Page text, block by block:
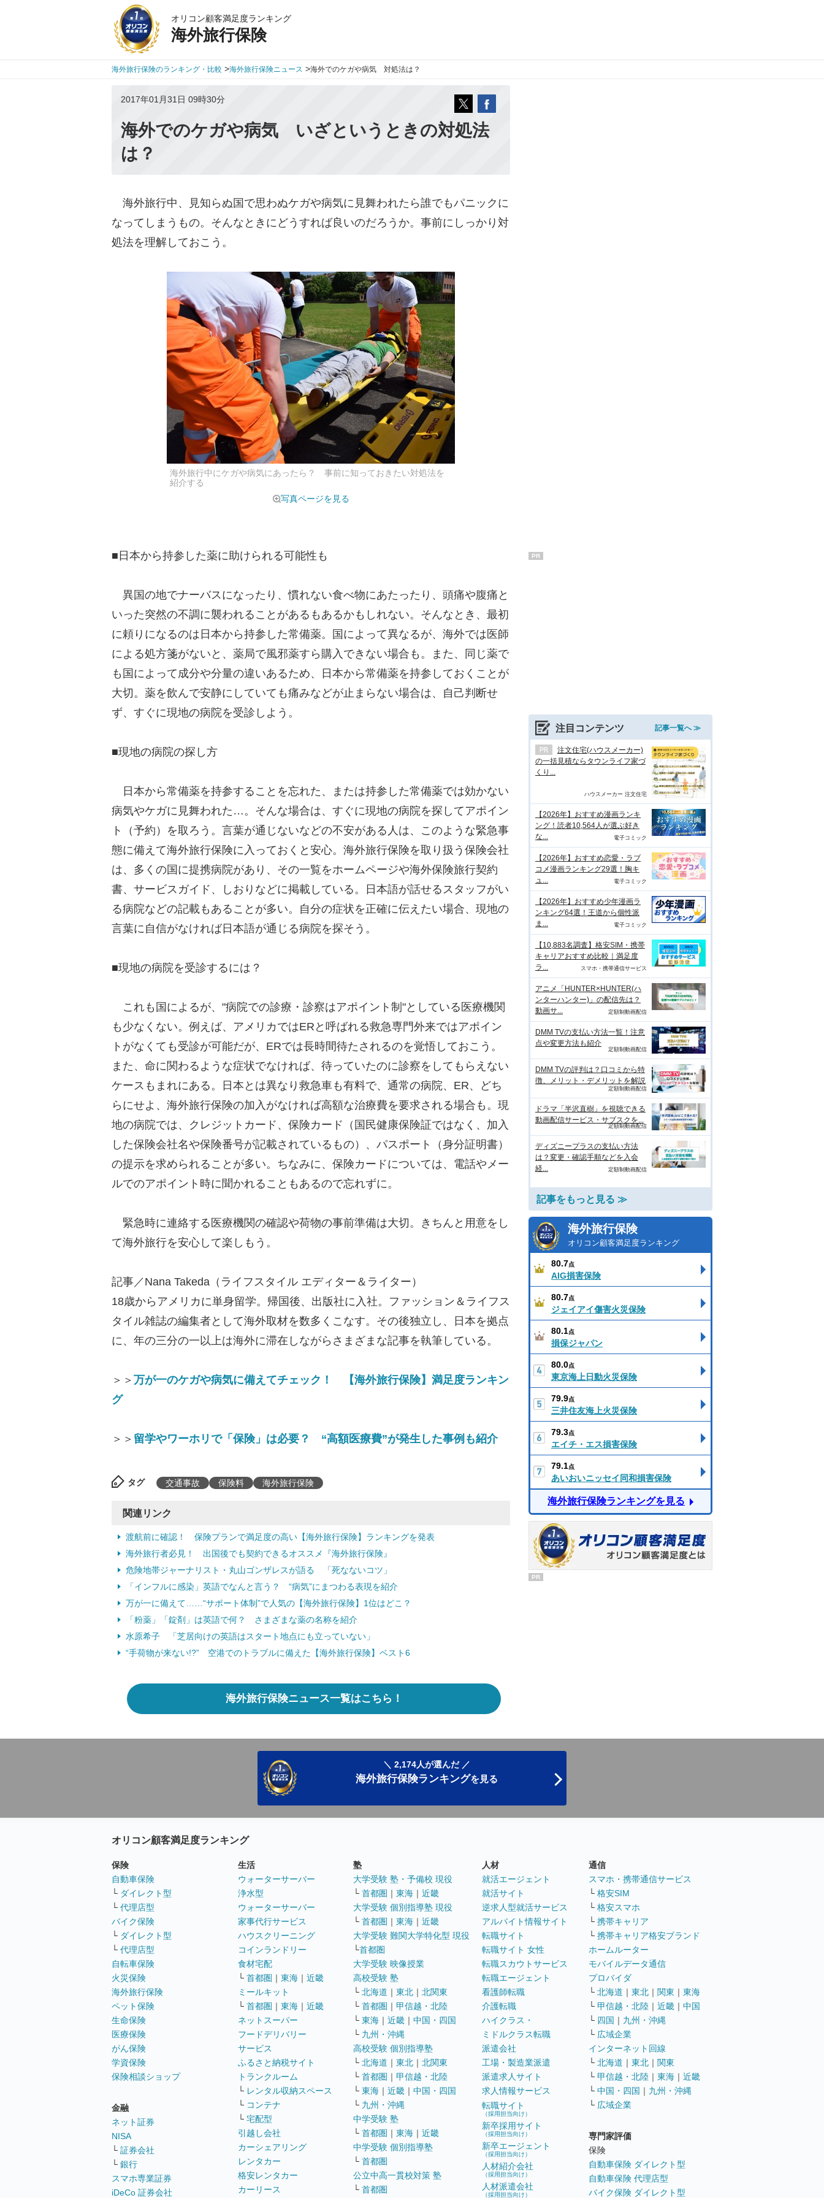
オリコン顧客満足度ランキング
海外旅行保険
海外旅行保険のランキング・比較 >海外旅行保険ニュース >海外でのケガや病気 対処法は？
2017年01月31日 09時30分
海外でのケガや病気 いざというときの対処法
は？
海外旅行中、見知らぬ国で思わぬケガや病気に見舞われたら誰でもパニックに
なってしまうもの。そんなときにどうすれば良いのだろうか。事前にしっかり対
処法を理解しておこう。
海外旅行中にケガや病気にあったら？ 事前に知っておきたい対処法を
紹介する
写真ページを見る
■日本から持参した薬に助けられる可能性も
異国の地でナーバスになったり、慣れない食べ物にあたったり、頭痛や腹痛と
いった突然の不調に襲われることがあるもあるかもしれない。そんなとき、最初
に頼りになるのは日本から持参した常備薬。国によって異なるが、海外では医師
による処方箋がないと、薬局で風邪薬すら購入できない場合も。また、同じ薬で
も国によって成分や分量の違いあるため、日本から常備薬を持参しておくことが
大切。薬を飲んで安静にしていても痛みなどが止まらない場合は、自己判断せ
ず、すぐに現地の病院を受診しよう。
■現地の病院の探し方
日本から常備薬を持参することを忘れた、または持参した常備薬では効かない
病気やケガに見舞われた…。そんな場合は、すぐに現地の病院を探してアポイン
ト（予約）を取ろう。言葉が通じないなどの不安がある人は、このような緊急事
態に備えて海外旅行保険に入っておくと安心。海外旅行保険を取り扱う保険会社
は、多くの国に提携病院があり、その一覧をホームページや海外保険旅行契約
書、サービスガイド、しおりなどに掲載している。日本語が話せるスタッフがい
る病院などの記載もあることが多い。自分の症状を正確に伝えたい場合、現地の
言葉に自信がなければ日本語が通じる病院を探そう。
■現地の病院を受診するには？
これも国によるが、"病院での診療・診察はアポイント制"としている医療機関
も少なくない。例えば、アメリカではERと呼ばれる救急専門外来ではアポイン
トがなくても受診が可能だが、ERでは長時間待たされるのを覚悟しておこう。
また、命に関わるような症状でなければ、待っていたのに診察をしてもらえない
ケースもまれにある。日本とは異なり救急車も有料で、通常の病院、ER、どち
らにせよ、海外旅行保険の加入がなければ高額な治療費を要求される場合も。現
地の病院では、クレジットカード、保険カード（国民健康保険証ではなく、加入
した保険会社名や保険番号が記載されているもの）、パスポート（身分証明書）
の提示を求められることが多い。ちなみに、保険カードについては、電話やメー
ルでのアポイント時に聞かれることもあるので忘れずに。
緊急時に連絡する医療機関の確認や荷物の事前準備は大切。きちんと用意をし
て海外旅行を安心して楽しもう。
記事／Nana Takeda（ライフスタイル エディター＆ライター）
18歳からアメリカに単身留学。帰国後、出版社に入社。ファッション＆ライフス
タイル雑誌の編集者として海外取材を数多くこなす。その後独立し、日本を拠点
に、年の三分の一以上は海外に滞在しながらさまざまな記事を執筆している。
＞＞ 万が一のケガや病気に備えてチェック！ 【海外旅行保険】満足度ランキン
グ
＞＞ 留学やワーホリで「保険」は必要？ “高額医療費”が発生した事例も紹介
タグ 交通事故 保険料 海外旅行保険
関連リンク
渡航前に確認！ 保険プランで満足度の高い【海外旅行保険】ランキングを発表
海外旅行者必見！ 出国後でも契約できるオススメ『海外旅行保険』
危険地帯ジャーナリスト・丸山ゴンザレスが語る 「死なないコツ」
「インフルに感染」英語でなんと言う？ “病気”にまつわる表現を紹介
万が一に備えて……“サポート体制”で人気の【海外旅行保険】1位はどこ？
「粉薬」「錠剤」は英語で何？ さまざまな薬の名称を紹介
水原希子 「芝居向けの英語はスタート地点にも立っていない」
“手荷物が来ない!?” 空港でのトラブルに備えた【海外旅行保険】ベスト6
海外旅行保険ニュース一覧はこちら！
PR
注目コンテンツ 記事一覧へ ≫
注文住宅(ハウスメーカー)
の一括見積ならタウンライフ家づ
くり...
ハウスメーカー 注文住宅
【2026年】おすすめ漫画ランキ
ング！読者10,564人が選ぶ好き
な...
電子コミック
【2026年】おすすめ恋愛・ラブ
コメ漫画ランキング29選！胸キ
ュ...
電子コミック
【2026年】おすすめ少年漫画ラ
ンキング64選！王道から個性派
ま...
電子コミック
【10,883名調査】格安SIM・携帯
キャリアおすすめ比較｜満足度
ラ...
スマホ・携帯通信サービス
アニメ「HUNTER×HUNTER(ハ
ンターハンター)」の配信先は？
動画サ...
定額制動画配信
DMM TVの支払い方法一覧！注意
点や変更方法も紹介
定額制動画配信
DMM TVの評判は？口コミから特
徴、メリット・デメリットを解説
定額制動画配信
ドラマ「半沢直樹」を視聴できる
動画配信サービス・サブスクを...
定額制動画配信
ディズニープラスの支払い方法
は？変更・確認手順などを入会
経...
定額制動画配信
記事をもっと見る ≫
海外旅行保険
オリコン顧客満足度ランキング
80.7点
AIG損害保険
80.7点
ジェイアイ傷害火災保険
80.1点
損保ジャパン
80.0点
東京海上日動火災保険
79.9点
三井住友海上火災保険
79.3点
エイチ・エス損害保険
79.1点
あいおいニッセイ同和損害保険
海外旅行保険ランキングを見る
PR
＼ 2,174人が選んだ ／
海外旅行保険ランキングを見る
オリコン顧客満足度ランキング
保険
自動車保険
└ ダイレクト型
└ 代理店型
バイク保険
└ ダイレクト型
└ 代理店型
自転車保険
火災保険
海外旅行保険
ペット保険
生命保険
医療保険
がん保険
学資保険
保険相談ショップ
金融
ネット証券
NISA
└ 証券会社
└ 銀行
スマホ専業証券
iDeCo 証券会社
生活
ウォーターサーバー
浄水型
ウォーターサーバー
家事代行サービス
ハウスクリーニング
コインランドリー
食材宅配
└ 首都圏 ｜ 東海 ｜ 近畿
ミールキット
└ 首都圏 ｜ 東海 ｜ 近畿
ネットスーパー
フードデリバリー
サービス
ふるさと納税サイト
トランクルーム
└ レンタル収納スペース
└ コンテナ
└ 宅配型
引越し会社
カーシェアリング
レンタカー
格安レンタカー
カーリース
塾
大学受験 塾・予備校 現役
└ 首都圏 ｜ 東海 ｜ 近畿
大学受験 個別指導塾 現役
└ 首都圏 ｜ 東海 ｜ 近畿
大学受験 難関大学特化型 現役
└首都圏
大学受験 映像授業
高校受験 塾
└ 北海道 ｜ 東北 ｜ 北関東
└ 首都圏 ｜ 甲信越・北陸
└ 東海 ｜ 近畿 ｜ 中国・四国
└ 九州・沖縄
高校受験 個別指導塾
└ 北海道 ｜ 東北 ｜ 北関東
└ 首都圏 ｜ 甲信越・北陸
└ 東海 ｜ 近畿 ｜ 中国・四国
└ 九州・沖縄
中学受験 塾
└ 首都圏 ｜ 東海 ｜ 近畿
中学受験 個別指導塾
└ 首都圏
公立中高一貫校対策 塾
└ 首都圏
人材
就活エージェント
就活サイト
逆求人型就活サービス
アルバイト情報サイト
転職サイト
転職サイト 女性
転職スカウトサービス
転職エージェント
看護師転職
介護転職
ハイクラス・
ミドルクラス転職
派遣会社
工場・製造業派遣
派遣求人サイト
求人情報サービス
転職サイト
（採用担当向け）
新卒採用サイト
（採用担当向け）
新卒エージェント
（採用担当向け）
人材紹介会社
（採用担当向け）
人材派遣会社
（採用担当向け）
通信
スマホ・携帯通信サービス
└ 格安SIM
└ 格安スマホ
└ 携帯キャリア
└ 携帯キャリア格安ブランド
ホームルーター
モバイルデータ通信
プロバイダ
└ 北海道 ｜ 東北 ｜ 関東 ｜ 東海
└ 甲信越・北陸 ｜ 近畿 ｜ 中国
└ 四国 ｜ 九州・沖縄
└ 広域企業
インターネット回線
└ 北海道 ｜ 東北 ｜ 関東
└ 甲信越・北陸 ｜ 東海 ｜ 近畿
└ 中国・四国 ｜ 九州・沖縄
└ 広域企業
専門家評価
保険
自動車保険 ダイレクト型
自動車保険 代理店型
バイク保険 ダイレクト型